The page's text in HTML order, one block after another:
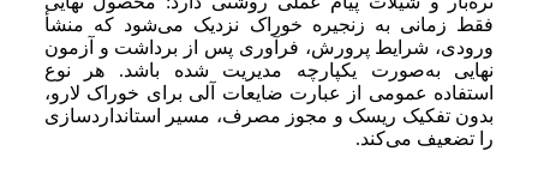
فقط زمانی به زنجیره خوراک نزدیک می‌شود که منشأ
ورودی، شرایط پرورش، فرآوری پس از برداشت و آزمون
نهایی به‌صورت یکپارچه مدیریت شده باشد. هر نوع
استفاده عمومی از عبارت ضایعات آلی برای خوراک لارو،
بدون تفکیک ریسک و مجوز مصرف، مسیر استانداردسازی
را تضعیف می‌کند.